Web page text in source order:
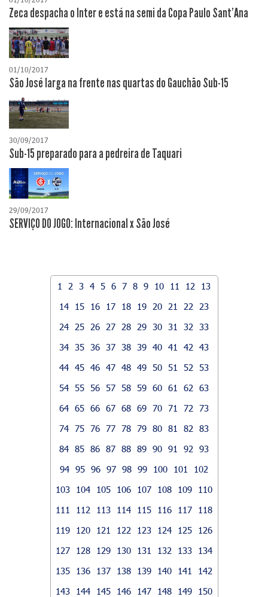
Zeca despacha o Inter e está na semi da Copa Paulo Sant'Ana
01/10/2017
São José larga na frente nas quartas do Gauchão Sub-15
30/09/2017
Sub-15 preparado para a pedreira de Taquari
29/09/2017
SERVIÇO DO JOGO: Internacional x São José
1 2 3 4 5 6 7 8 9 10 11 12
13
14
15 16 17 18 19 20 21 22
23
24
25 26 27 28 29 30 31 32
33
34 35 36 37 38 39 40 41 42
43
44 45 46 47 48 49 50 51 52
53
54 55 56 57 58 59 60 61 62
63
64 65 66 67 68 69 70 71 72
73
74 75 76 77 78 79 80 81 82
83
84 85 86 87 88 89 90 91 92
93
94 95 96 97 98 99 100 101
102
103
104 105 106 107 108 109
110
111
112 113 114 115 116 117
118
119
120 121 122 123 124 125
126
127
128 129 130 131 132 133
134
135
136 137 138 139 140 141
142
143
144 145 146 147 148 149
150